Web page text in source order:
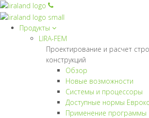
Продукты
LIRA-FEM
Проектирование и расчет
конструкций
Обзор
Новые возможности
Cистемы и процессоры
Доступные нормы
Применение программы